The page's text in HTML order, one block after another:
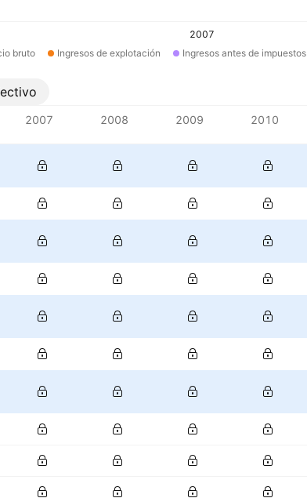
2007
bruto Ingresos de explotación Ingresos antes de impuestos
2007 2008 2009 2010